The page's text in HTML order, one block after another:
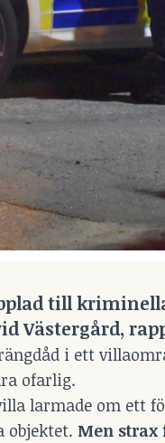
till
Västergård,
i ett
ofarlig.
larmade om ett
objektet. Men strax